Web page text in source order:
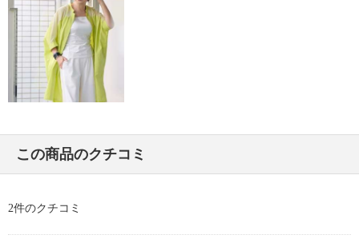
この商品のクチコミ
2件のクチコミ